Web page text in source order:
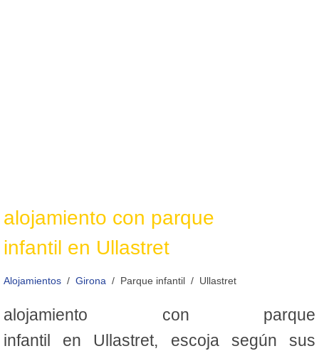
alojamiento con parque
infantil en Ullastret
Alojamientos Girona Parque infantil Ullastret
alojamiento con parque
infantil en Ullastret, escoja según sus